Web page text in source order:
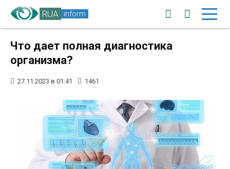
RUA inform
Что дает полная диагностика
организма?
27.11.2023 в 01:41 1461